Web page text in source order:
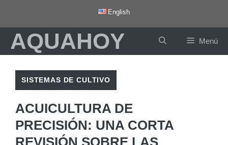
contenido
English
AQUAHOY Menú
SISTEMAS DE CULTIVO
ACUICULTURA DE
PRECISIÓN: UNA CORTA
REVISIÓN SOBRE LAS